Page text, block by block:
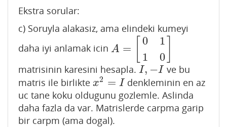
Ekstra sorular:
c) Soruyla alakasiz, ama elindeki kumeyi
daha iyi anlamak icin A =
0
1
1
0
A= [01
matrisinin karesini hesapla. I, −I
I,− I
ve bu
matris ile birlikte x2 = I
x2= I
denkleminin en az
uc tane koku oldugunu gozlemle. Aslinda
daha fazla da var. Matrislerde carpma garip
bir carpm (ama dogal).